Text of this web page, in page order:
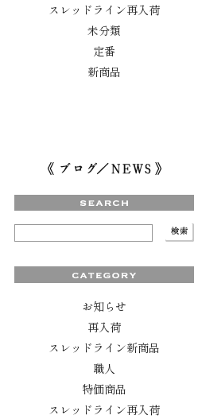
スレッドライン再入荷
未分類
定番
新商品
お知らせ
再入荷
スレッドライン新商品
職人
特価商品
スレッドライン再入荷